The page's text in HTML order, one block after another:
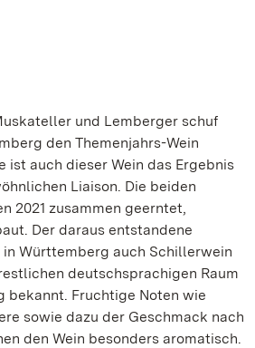
und Lemberger schuf
den Themenjahrs-Wein
ist auch dieser Wein das Ergebnis
Liaison. Die beiden
2021 zusammen geerntet,
Der daraus entstandene
Württemberg auch Schillerwein
deutschsprachigen Raum
bekannt. Fruchtige Noten wie
sowie dazu der Geschmack nach
den Wein besonders aromatisch.